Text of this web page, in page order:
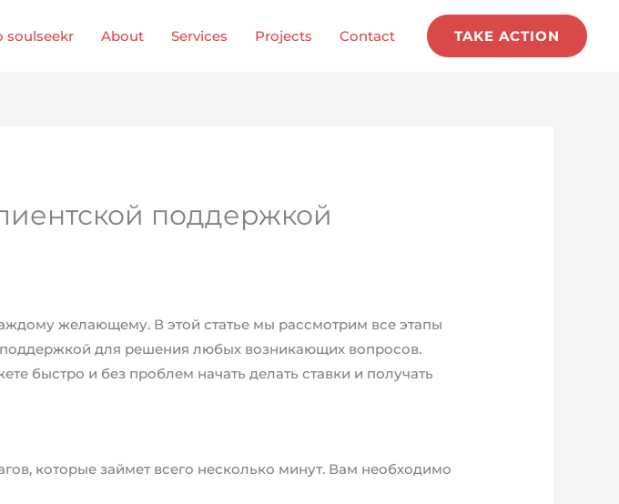
soulseekr About Services Projects Contact TAKE ACTION
поддержкой
желающему. В этой статье мы рассмотрим все этапы
поддержкой для решения любых возникающих вопросов.
быстро и без проблем начать делать ставки и получать
которые займет всего несколько минут. Вам необходимо